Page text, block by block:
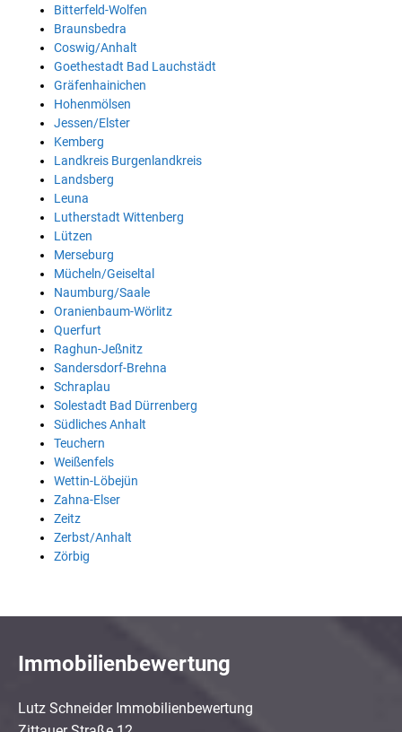
Bitterfeld-Wolfen
Braunsbedra
Coswig/Anhalt
Goethestadt Bad Lauchstädt
Gräfenhainichen
Hohenmölsen
Jessen/Elster
Kemberg
Landkreis Burgenlandkreis
Landsberg
Leuna
Lutherstadt Wittenberg
Lützen
Merseburg
Mücheln/Geiseltal
Naumburg/Saale
Oranienbaum-Wörlitz
Querfurt
Raghun-Jeßnitz
Sandersdorf-Brehna
Schraplau
Solestadt Bad Dürrenberg
Südliches Anhalt
Teuchern
Weißenfels
Wettin-Löbejün
Zahna-Elser
Zeitz
Zerbst/Anhalt
Zörbig
Immobilienbewertung
Lutz Schneider Immobilienbewertung